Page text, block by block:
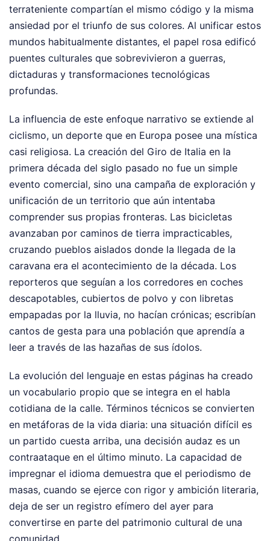
terrateniente compartían el mismo código y la misma
ansiedad por el triunfo de sus colores. Al unificar estos
mundos habitualmente distantes, el papel rosa edificó
puentes culturales que sobrevivieron a guerras,
dictaduras y transformaciones tecnológicas
profundas.
La influencia de este enfoque narrativo se extiende al
ciclismo, un deporte que en Europa posee una mística
casi religiosa. La creación del Giro de Italia en la
primera década del siglo pasado no fue un simple
evento comercial, sino una campaña de exploración y
unificación de un territorio que aún intentaba
comprender sus propias fronteras. Las bicicletas
avanzaban por caminos de tierra impracticables,
cruzando pueblos aislados donde la llegada de la
caravana era el acontecimiento de la década. Los
reporteros que seguían a los corredores en coches
descapotables, cubiertos de polvo y con libretas
empapadas por la lluvia, no hacían crónicas; escribían
cantos de gesta para una población que aprendía a
leer a través de las hazañas de sus ídolos.
La evolución del lenguaje en estas páginas ha creado
un vocabulario propio que se integra en el habla
cotidiana de la calle. Términos técnicos se convierten
en metáforas de la vida diaria: una situación difícil es
un partido cuesta arriba, una decisión audaz es un
contraataque en el último minuto. La capacidad de
impregnar el idioma demuestra que el periodismo de
masas, cuando se ejerce con rigor y ambición literaria,
deja de ser un registro efímero del ayer para
convertirse en parte del patrimonio cultural de una